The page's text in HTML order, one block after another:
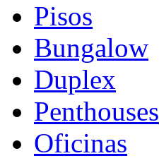
Pisos
Bungalow
Duplex
Penthouses
Oficinas